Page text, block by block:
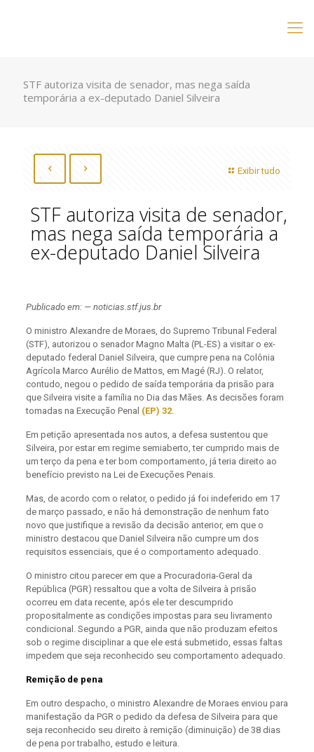
STF autoriza visita de senador, mas nega saída
temporária a ex-deputado Daniel Silveira
Exibir tudo
STF autoriza visita de senador,
mas nega saída temporária a
ex-deputado Daniel Silveira
Publicado em: — noticias.stf.jus.br
O ministro Alexandre de Moraes, do Supremo Tribunal Federal
(STF), autorizou o senador Magno Malta (PL-ES) a visitar o ex-
deputado federal Daniel Silveira, que cumpre pena na Colônia
Agrícola Marco Aurélio de Mattos, em Magé (RJ). O relator,
contudo, negou o pedido de saída temporária da prisão para
que Silveira visite a família no Dia das Mães. As decisões foram
tomadas na Execução Penal (EP) 32.
Em petição apresentada nos autos, a defesa sustentou que
Silveira, por estar em regime semiaberto, ter cumprido mais de
um terço da pena e ter bom comportamento, já teria direito ao
benefício previsto na Lei de Execuções Penais.
Mas, de acordo com o relator, o pedido já foi indeferido em 17
de março passado, e não há demonstração de nenhum fato
novo que justifique a revisão da decisão anterior, em que o
ministro destacou que Daniel Silveira não cumpre um dos
requisitos essenciais, que é o comportamento adequado.
O ministro citou parecer em que a Procuradoria-Geral da
República (PGR) ressaltou que a volta de Silveira à prisão
ocorreu em data recente, após ele ter descumprido
propositalmente as condições impostas para seu livramento
condicional. Segundo a PGR, ainda que não produzam efeitos
sob o regime disciplinar a que ele está submetido, essas faltas
impedem que seja reconhecido seu comportamento adequado.
Remição de pena
Em outro despacho, o ministro Alexandre de Moraes enviou para
manifestação da PGR o pedido da defesa de Silveira para que
seja reconhecido seu direito à remição (diminuição) de 38 dias
de pena por trabalho, estudo e leitura.